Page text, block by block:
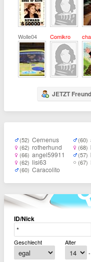
Wolle04 Comikro
JETZT
(52) Cernenus
(62) rotherhund
(66) angel59911
(62) lisi63
(60) Caracolito
(60)
(68)
(57)
(67)
ID/Nick
Geschlecht
Alter
-